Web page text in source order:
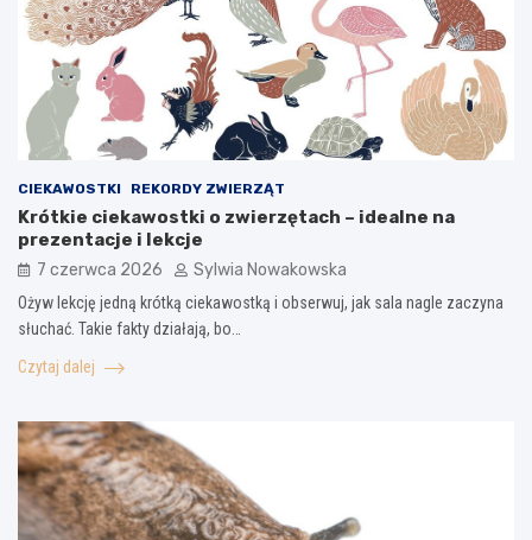
CIEKAWOSTKI REKORDY ZWIERZĄT
Krótkie ciekawostki o zwierzętach – idealne na
prezentacje i lekcje
7 czerwca 2026 Sylwia Nowakowska
Ożyw lekcję jedną krótką ciekawostką i obserwuj, jak sala nagle zaczyna
słuchać. Takie fakty działają, bo…
Czytaj dalej